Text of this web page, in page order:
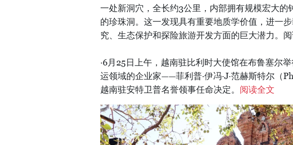
一处新洞穴，全长约3公里，内部拥有规模宏大的
的珍珠洞。这一发现具有重要地质学价值，进一
究、生态保护和探险旅游开发方面的巨大潜力。
·6月25日上午，越南驻比利时大使馆在布鲁塞尔
运领域的企业家——菲利普·伊冯·J·范赫斯特尔（
越南驻安特卫普名誉领事任命决定。 阅读全文